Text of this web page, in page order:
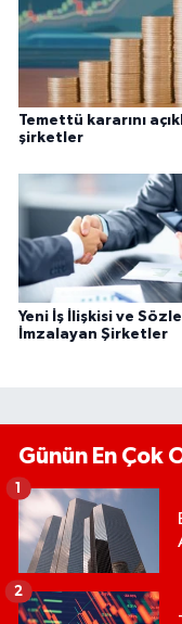
Temettü kararını
şirketler
Yeni İş İlişkisi ve
İmzalayan Şirketler
Günün En Çok
1
2